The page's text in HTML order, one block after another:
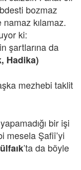
bozmaz
kılamaz.
ki:
şartlarına da
Hadika)
mezhebi taklit
bir işi
mesela Şafiî’yi
’ta da böyle